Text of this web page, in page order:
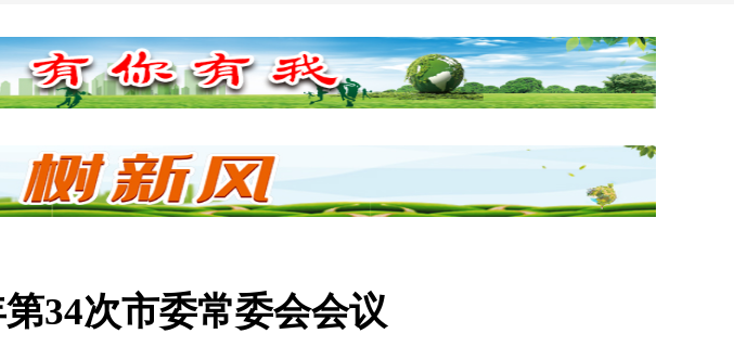
34次市委常委会会议